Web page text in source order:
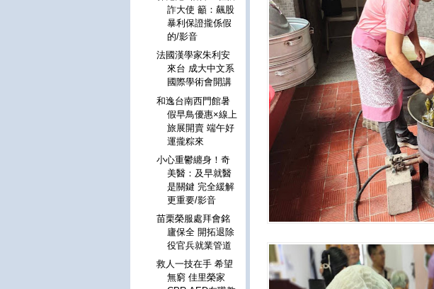
詐大使 籲：飆股
暴利保證攏係假
的/影音
法國漢學家朱利安
來台 成大中文系
國際學術會開講
和逸台南西門館暑
假早鳥優惠×線上
旅展開賣 端午好
運攏粽來
小心重鬱纏身！奇
美醫：及早就醫
是關鍵 完全緩解
更重要/影音
苗栗榮服處拜會銘
廬保全 開拓退除
役官兵就業管道
救人一技在手 希望
無窮 佳里榮家